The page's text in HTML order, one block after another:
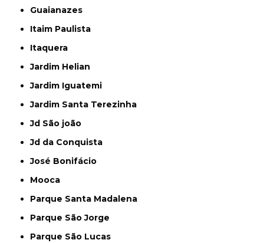
Guaianazes
Itaim Paulista
Itaquera
Jardim Helian
Jardim Iguatemi
Jardim Santa Terezinha
Jd São joão
Jd da Conquista
José Bonifácio
Mooca
Parque Santa Madalena
Parque São Jorge
Parque São Lucas